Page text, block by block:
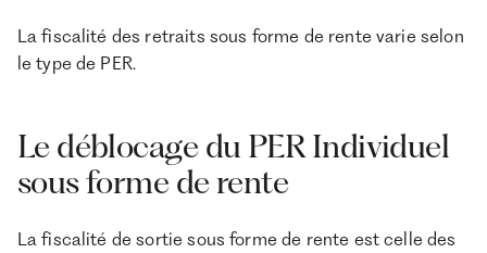
La fiscalité des retraits sous forme de rente varie selon
le type de PER.
Le déblocage du PER Individuel
sous forme de rente
La fiscalité de sortie sous forme de rente est celle des